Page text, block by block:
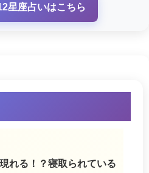
星座占いはこちら
れる！？寝取られている